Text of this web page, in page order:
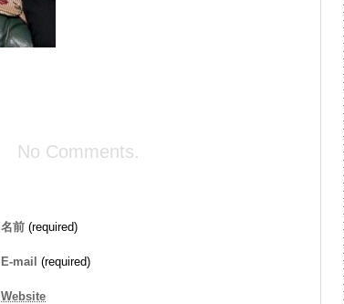
No Comments.
名前 (required)
E-mail (required)
Website